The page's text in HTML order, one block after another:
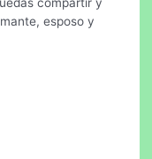
compartir y
esposo y